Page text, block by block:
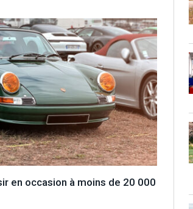
en occasion à moins de 20 000